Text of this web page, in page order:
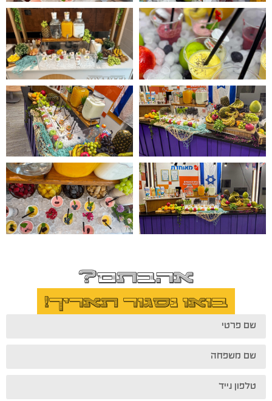
אהבתם?
בואו נסגור תאריך!